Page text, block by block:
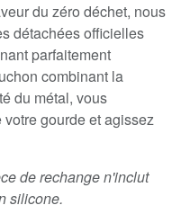
du zéro déchet, nous
détachées officielles
parfaitement
combinant la
du métal, vous
gourde et agissez
de rechange n'inclut
silicone.